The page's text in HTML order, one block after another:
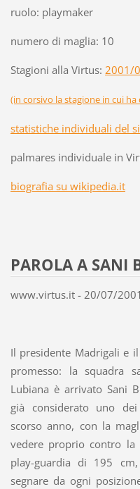
ruolo: playmaker
numero di maglia: 10
Stagioni alla Virtus: 2001/
(in corsivo la stagione in cui
statistiche individuali del
palmares individuale in
biografia su wikipedia.it
PAROLA A SANI
www.virtus.it - 20/07/2001
Il presidente Madrigali e
promesso: la squadra
Lubiana è arrivato Sani
già considerato uno
scorso anno, con la
vedere proprio contro
play-guardia di 195
segnare da ogni